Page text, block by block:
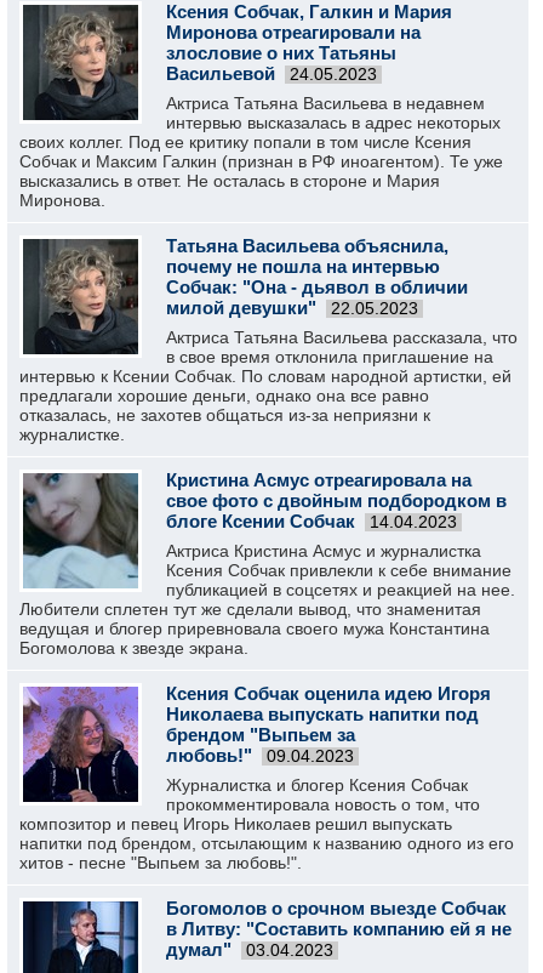
Ксения Собчак, Галкин и Мария
Миронова отреагировали на
злословие о них Татьяны
Васильевой
24.05.2023
Актриса Татьяна Васильева в недавнем
интервью высказалась в адрес некоторых
своих коллег. Под ее критику попали в том числе Ксения
Собчак и Максим Галкин (признан в РФ иноагентом). Те уже
высказались в ответ. Не осталась в стороне и Мария
Миронова.
Татьяна Васильева объяснила,
почему не пошла на интервью
Собчак: "Она - дьявол в обличии
милой девушки"
22.05.2023
Актриса Татьяна Васильева рассказала, что
в свое время отклонила приглашение на
интервью к Ксении Собчак. По словам народной артистки, ей
предлагали хорошие деньги, однако она все равно
отказалась, не захотев общаться из-за неприязни к
журналистке.
Кристина Асмус отреагировала на
свое фото с двойным подбородком в
блоге Ксении Собчак
14.04.2023
Актриса Кристина Асмус и журналистка
Ксения Собчак привлекли к себе внимание
публикацией в соцсетях и реакцией на нее.
Любители сплетен тут же сделали вывод, что знаменитая
ведущая и блогер приревновала своего мужа Константина
Богомолова к звезде экрана.
Ксения Собчак оценила идею Игоря
Николаева выпускать напитки под
брендом "Выпьем за
любовь!"
09.04.2023
Журналистка и блогер Ксения Собчак
прокомментировала новость о том, что
композитор и певец Игорь Николаев решил выпускать
напитки под брендом, отсылающим к названию одного из его
хитов - песне "Выпьем за любовь!".
Богомолов о срочном выезде Собчак
в Литву: "Составить компанию ей я не
думал"
03.04.2023